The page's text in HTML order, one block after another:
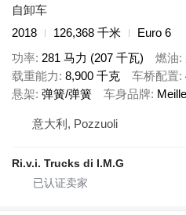
自卸车
2018
126,368 千米
Euro 6
功率 281 马力 (207 千瓦) 燃油
载重能力 8,900 千克 车桥配置
悬架 弹簧/弹簧 车身品牌
意大利, Pozzuoli
Ri.v.i. Trucks di I.M.G